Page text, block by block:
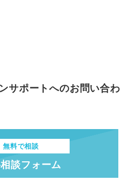
サポートへのお問い合わ
無料で相談
談フォーム